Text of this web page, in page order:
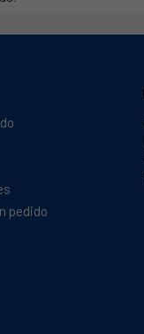
pedido